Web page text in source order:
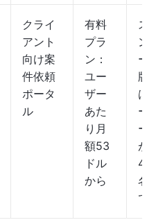
クライ
アント
向け案
件依頼
ポータ
ル
有料
プラ
ン：
ユー
ザー
あた
り月
額53
ドル
から
ス
ン
ー
版
は
ー
ー
が
49
名
で